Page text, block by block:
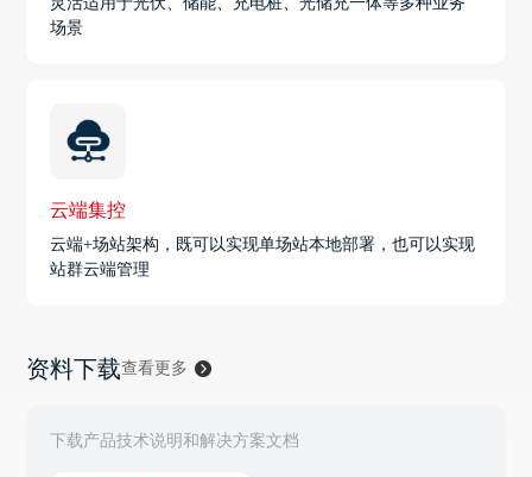
场景
云端集控
云端+场站架构，既可以实现单场站本地部署，也可以实现
站群云端管理
资料下载查看更多
下载产品技术说明和解决方案文档